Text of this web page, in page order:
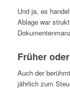
Und ja, es
Ablage war
Früher
Auch der
jährlich zum